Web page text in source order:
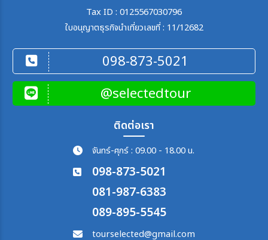
ตั้งแต่วันที่
ระหว่าง
Tax ID : 0125567030796
ใบอนุญาตธุรกิจนำเที่ยวเลขที่ : 11/12682
098-873-5021
@selectedtour
ติดต่อเรา
จันทร์-ศุกร์ : 09.00 - 18.00 น.
098-873-5021
081-987-6383
089-895-5545
tourselected@gmail.com